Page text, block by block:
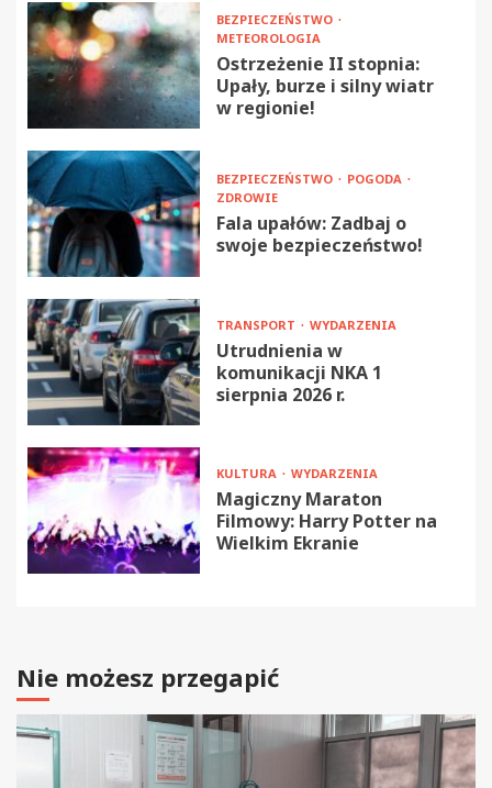
BEZPIECZEŃSTWO
METEOROLOGIA
Ostrzeżenie II stopnia:
Upały, burze i silny wiatr
w regionie!
BEZPIECZEŃSTWO
POGODA
ZDROWIE
Fala upałów: Zadbaj o
swoje bezpieczeństwo!
TRANSPORT WYDARZENIA
Utrudnienia w
komunikacji NKA 1
sierpnia 2026 r.
KULTURA WYDARZENIA
Magiczny Maraton
Filmowy: Harry Potter na
Wielkim Ekranie
Nie możesz przegapić